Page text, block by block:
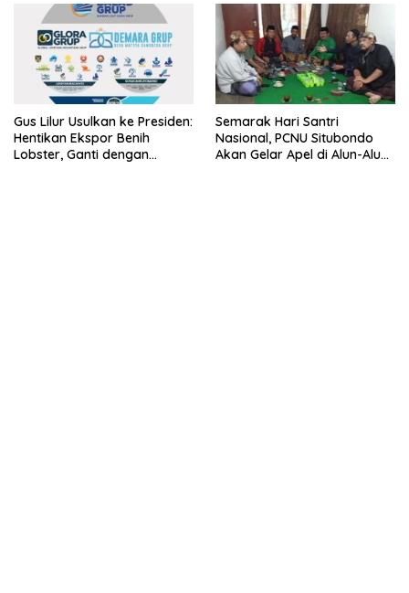
Gus Lilur Usulkan ke Presiden:
Hentikan Ekspor Benih
Lobster, Ganti dengan
Semarak Hari Santri
Nasional, PCNU Situbondo
Akan Gelar Apel di Alun-Alun